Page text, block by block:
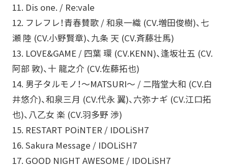
11. Dis one. / Re:vale
12. フレフレ！青春賛歌 / 和泉一織 (CV.増田俊樹)、七
瀬 陸 (CV.小野賢章)、九条 天 (CV.斉藤壮馬)
13. LOVE&GAME / 四葉 環 (CV.KENN)、逢坂壮五 (CV.
阿部 敦)、十 龍之介 (CV.佐藤拓也)
14. 男子タルモノ！～MATSURI～ / 二階堂大和 (CV.白
井悠介)、和泉三月 (CV.代永 翼)、六弥ナギ (CV.江口拓
也)、八乙女 楽 (CV.羽多野 渉)
15. RESTART POiNTER / IDOLiSH7
16. Sakura Message / IDOLiSH7
17. GOOD NIGHT AWESOME / IDOLiSH7